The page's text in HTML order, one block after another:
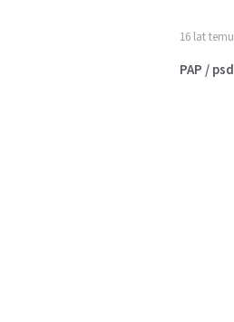
16 lat temu
PAP / psd